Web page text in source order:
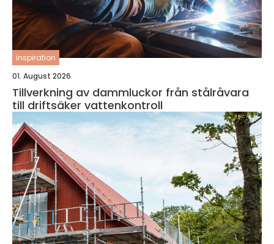
inspiration
01. August 2026
Tillverkning av dammluckor från stålråvara
till driftsäker vattenkontroll